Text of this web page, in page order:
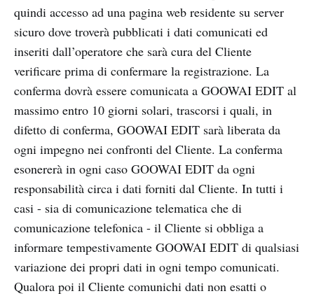
quindi accesso ad una pagina web residente su server
sicuro dove troverà pubblicati i dati comunicati ed
inseriti dall’operatore che sarà cura del Cliente
verificare prima di confermare la registrazione. La
conferma dovrà essere comunicata a GOOWAI EDIT al
massimo entro 10 giorni solari, trascorsi i quali, in
difetto di conferma, GOOWAI EDIT sarà liberata da
ogni impegno nei confronti del Cliente. La conferma
esonererà in ogni caso GOOWAI EDIT da ogni
responsabilità circa i dati forniti dal Cliente. In tutti i
casi - sia di comunicazione telematica che di
comunicazione telefonica - il Cliente si obbliga a
informare tempestivamente GOOWAI EDIT di qualsiasi
variazione dei propri dati in ogni tempo comunicati.
Qualora poi il Cliente comunichi dati non esatti o